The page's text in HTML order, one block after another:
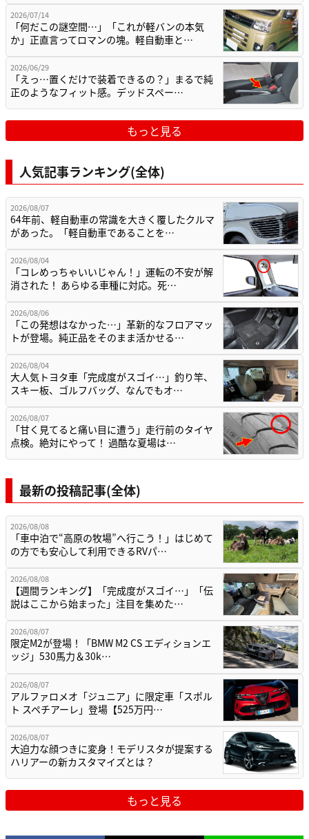
2026/07/14
「何だこの謎空間…」「これが軽バンの本気
か」正直言ってロマンの塊。軽自動車と…
2026/06/29
「えっ…置くだけで装着できるの？」まるで純
正のようなフィット感。デッドスペー…
もっと見る
人気記事ランキング(全体)
2026/08/07
64年前、軽自動車の常識を大きく覆したクルマ
があった。「軽自動車であることを…
2026/08/04
「コレめっちゃいいじゃん！」運転の不安が解
消された！ あらゆる車種に対応。死…
2026/08/06
「この発想はなかった…」革新的なフロアマッ
トが登場。純正品をそのまま活かせる…
2026/08/04
大人気トヨタ車「完成度がスゴイ…」釣り竿、
スキー板、ゴルフバッグ、なんでもオ…
2026/08/07
「甘く見てると痛い目に遭う」走行前のタイヤ
点検。絶対にやって！ 過酷な夏場は…
最新の投稿記事(全体)
2026/08/08
「車中泊で“高原の牧場”へ行こう！」はじめて
の方でも安心して利用できるRVパ…
2026/08/08
【週間ランキング】「完成度がスゴイ…」「伝
説はここから始まった」注目を集めた…
2026/08/07
限定M2が登場！「BMW M2 CS エディションエ
ッジ」530馬力＆30k…
2026/08/07
アルファロメオ「ジュニア」に限定車「スポル
ト スペチアーレ」登場【525万円…
2026/08/07
大迫力な顔つきに変身！モデリスタが提案する
ハリアーの新カスタマイズとは？
もっと見る